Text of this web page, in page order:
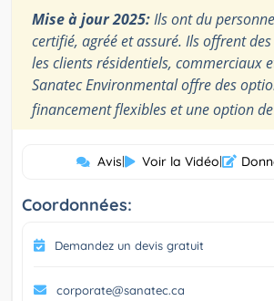
Mise à jour 2025:Ils ont du
certifié, agréé et assuré. Ils offrent
les clients résidentiels, commerciaux
Sanatec Environmental offre des
financement flexibles et une option
Avis| Voir la Vidéo|
Coordonnées:
Demandez un devis gratuit
corporate@sanatec.ca